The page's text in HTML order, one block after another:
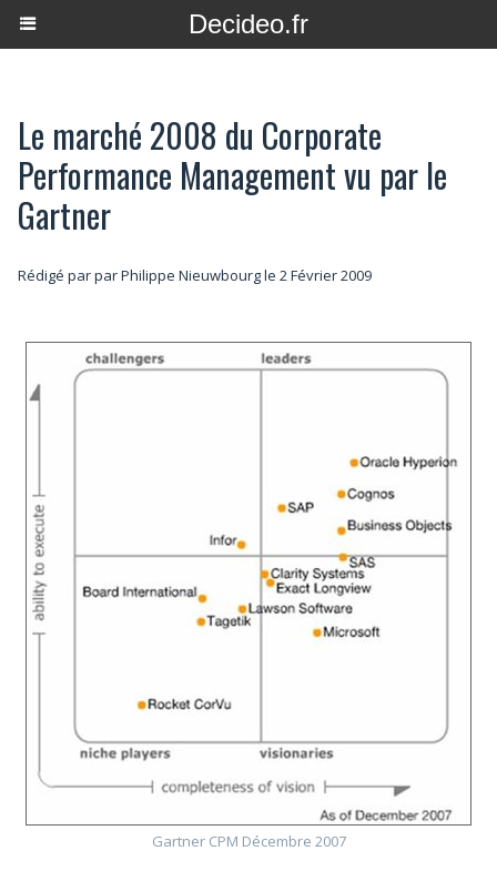
Decideo.fr
Le marché 2008 du Corporate
Performance Management vu par le
Gartner
Rédigé par par Philippe Nieuwbourg le 2 Février 2009
Gartner CPM Décembre 2007